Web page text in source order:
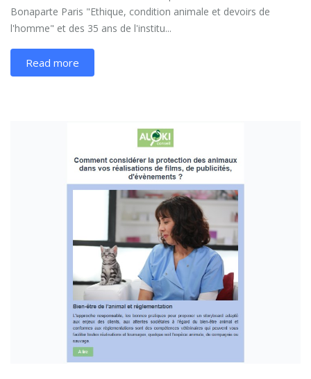
Bonaparte Paris "Ethique, condition animale et devoirs de
l'homme" et des 35 ans de l'institu...
Read more